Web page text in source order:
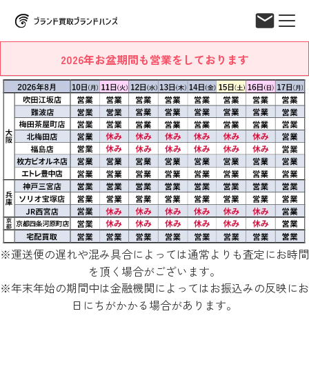
2026年お盆期間も営業をしております
※運送便の遅れや混み具合によっては通常よりも査定にお時間
を頂く場合がございます。
※年末年始の期間中は金融機関によってはお振込みの反映にお
日にちがかかる場合があります。